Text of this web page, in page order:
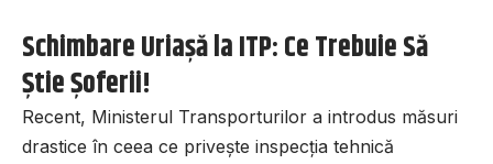
Schimbare Uriașă la ITP: Ce Trebuie Să
Știe Șoferii!
Recent, Ministerul Transporturilor a introdus măsuri
drastice în ceea ce privește inspecția tehnică